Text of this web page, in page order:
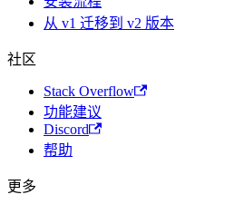
从 v1 迁移到 v2 版本
社区
Stack Overflow
功能建议
Discord
帮助
更多